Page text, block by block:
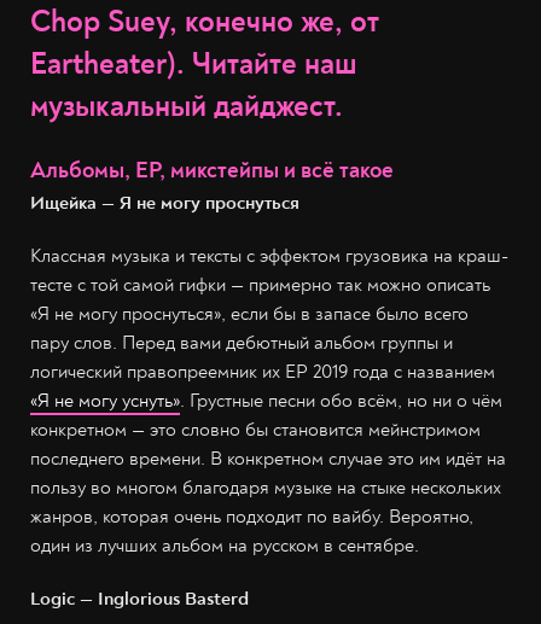
Chop Suey, конечно же, от
Eartheater). Читайте наш
музыкальный дайджест.
Альбомы, EP, микстейпы и всё такое
Ищейка — Я не могу проснуться
Классная музыка и тексты с эффектом грузовика на краш-
тесте с той самой гифки — примерно так можно описать
«Я не могу проснуться», если бы в запасе было всего
пару слов. Перед вами дебютный альбом группы и
логический правопреемник их EP 2019 года с названием
«Я не могу уснуть». Грустные песни обо всём, но ни о чём
конкретном — это словно бы становится мейнстримом
последнего времени. В конкретном случае это им идёт на
пользу во многом благодаря музыке на стыке нескольких
жанров, которая очень подходит по вайбу. Вероятно,
один из лучших альбом на русском в сентябре.
Logic — Inglorious Basterd